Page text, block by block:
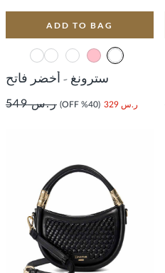
ADD TO BAG
سترونغ - أخضر فاتح
ر.س 329 (40% OFF) ر.س 549